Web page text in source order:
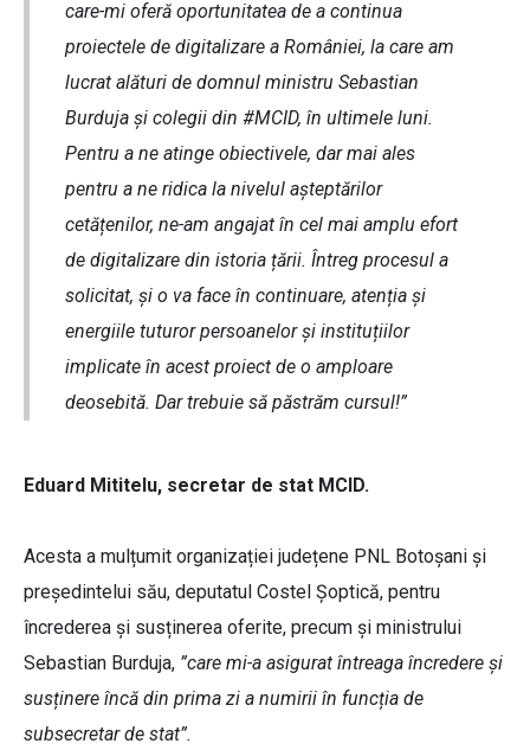
care-mi oferă oportunitatea de a continua
proiectele de digitalizare a României, la care am
lucrat alături de domnul ministru Sebastian
Burduja și colegii din #MCID, în ultimele luni.
Pentru a ne atinge obiectivele, dar mai ales
pentru a ne ridica la nivelul așteptărilor
cetățenilor, ne-am angajat în cel mai amplu efort
de digitalizare din istoria țării. Întreg procesul a
solicitat, și o va face în continuare, atenția și
energiile tuturor persoanelor și instituțiilor
implicate în acest proiect de o amploare
deosebită. Dar trebuie să păstrăm cursul!”
Eduard Mititelu, secretar de stat MCID.
Acesta a mulțumit organizației județene PNL Botoșani și
președintelui său, deputatul Costel Șoptică, pentru
încrederea și susținerea oferite, precum și ministrului
Sebastian Burduja, ”care mi-a asigurat întreaga încredere și
susținere încă din prima zi a numirii în funcția de
subsecretar de stat”.